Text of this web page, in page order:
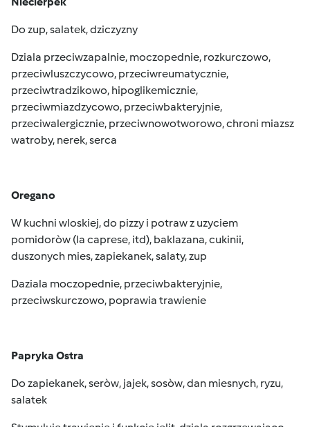
Do zup, salatek, dziczyzny
Dziala przeciwzapalnie, moczopednie, rozkurczowo,
przeciwluszczycowo, przeciwreumatycznie,
przeciwtradzikowo, hipoglikemicznie,
przeciwmiazdzycowo, przeciwbakteryjnie,
przeciwalergicznie, przeciwnowotworowo, chroni miazsz
watroby, nerek, serca
Oregano
W kuchni wloskiej, do pizzy i potraw z uzyciem
pomidoròw (la caprese, itd), baklazana, cukinii,
duszonych mies, zapiekanek, salaty, zup
Daziala moczopednie, przeciwbakteryjnie,
przeciwskurczowo, poprawia trawienie
Papryka Ostra
Do zapiekanek, seròw, jajek, sosòw, dan miesnych, ryzu,
salatek